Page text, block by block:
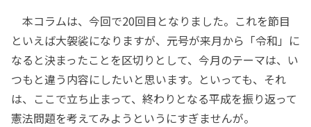
本コラムは、今回で20回目となりました。これを節目
といえば大袈裟になりますが、元号が来月から「令和」に
なると決まったことを区切りとして、今月のテーマは、い
つもと違う内容にしたいと思います。といっても、それ
は、ここで立ち止まって、終わりとなる平成を振り返って
憲法問題を考えてみようというにすぎませんが。